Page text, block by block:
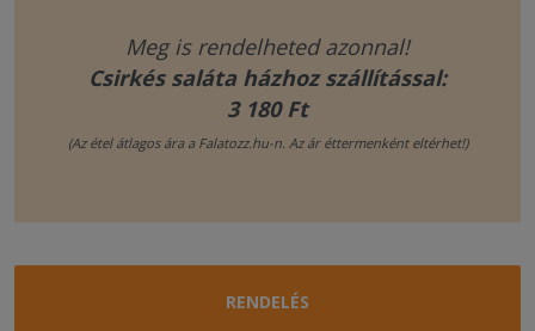
Meg is rendelheted azonnal!
Csirkés saláta házhoz szállítással:
3 180 Ft
(Az étel átlagos ára a Falatozz.hu-n. Az ár éttermenként eltérhet!)
RENDELÉS